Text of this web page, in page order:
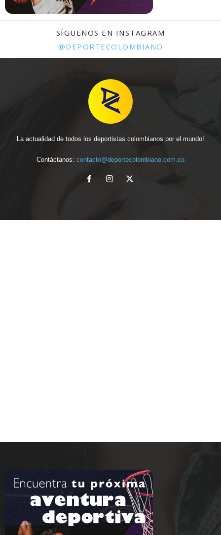
SÍGUENOS EN INSTAGRAM
@DEPORTECOLOMBIANO
La actualidad de todos los deportistas colombianos por el mundo!
Contáctanos: contacto@deportecolombiano.com.co